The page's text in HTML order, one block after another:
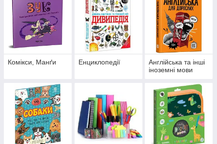
Комікси, Манґи Енциклопедії
Англійська та інші
іноземні мови